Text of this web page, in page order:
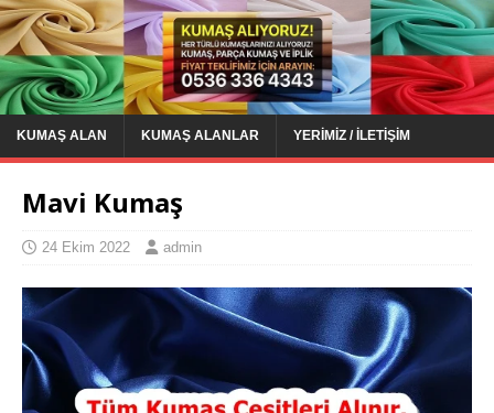
KUMAŞ ALAN KUMAŞ ALANLAR YERIMIZ / İLETIŞIM
Mavi Kumaş
24 Ekim 2022 admin